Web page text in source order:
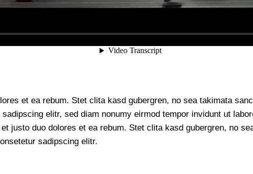
et ea rebum. Stet clita kasd gubergren, no sea takimata
elitr, sed diam nonumy eirmod tempor invidunt ut
justo duo dolores et ea rebum. Stet clita kasd gubergren, no
sadipscing elitr.